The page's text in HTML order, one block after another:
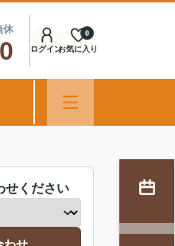
休
ログインお気に入り
0
せください